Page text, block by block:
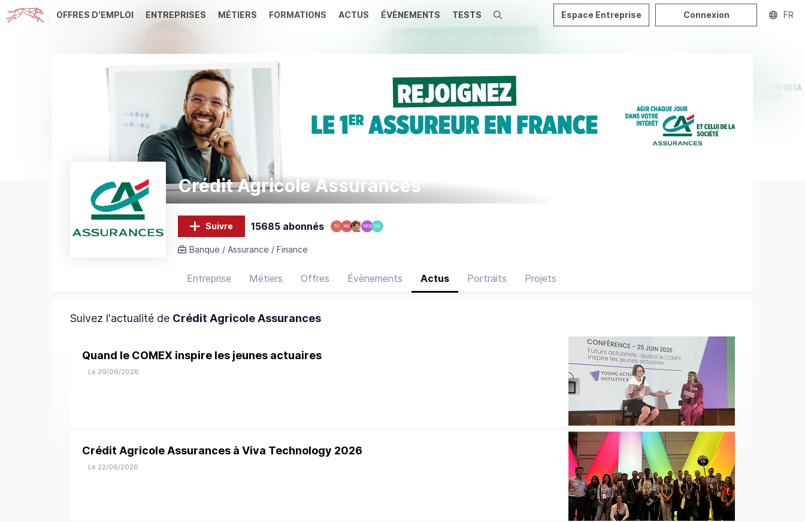
OFFRES D'EMPLOI ENTREPRISES MÉTIERS FORMATIONS ACTUS ÉVÈNEMENTS TESTS Recherche Espace Entreprise Connexion FR
Crédit Agricole Assurances
Suivre 15685 abonnés TD MD WEB SM
Banque / Assurance / Finance
Entreprise Métiers Offres Évènements Actus Portraits Projets
Suivez l'actualité de Crédit Agricole Assurances
Quand le COMEX inspire les jeunes actuaires
Le 29/06/2026
Crédit Agricole Assurances à Viva Technology 2026
Le 22/06/2026